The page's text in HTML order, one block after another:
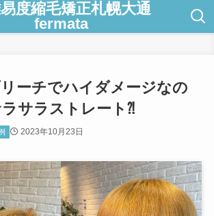
度縮毛矯正札幌大通
fermata
ーチでハイダメージなの
サラストレート⁈
2023年10月23日